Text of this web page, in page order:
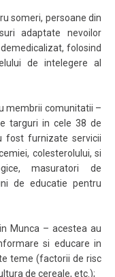
someri, persoane din
adaptate nevoilor
folosind
de intelegere al
membrii comunitatii –
targuri in cele 38 de
fost furnizate servicii
colesterolului, si
masuratori de
de educatie pentru
Munca – acestea au
si educare in
teme (factorii de risc
de cereale, etc.);